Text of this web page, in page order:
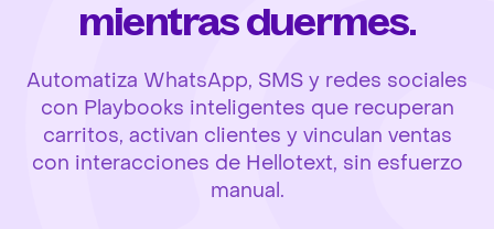
mientras duermes.
Automatiza WhatsApp, SMS y redes sociales
con Playbooks inteligentes que recuperan
carritos, activan clientes y vinculan ventas
con interacciones de Hellotext, sin esfuerzo
manual.